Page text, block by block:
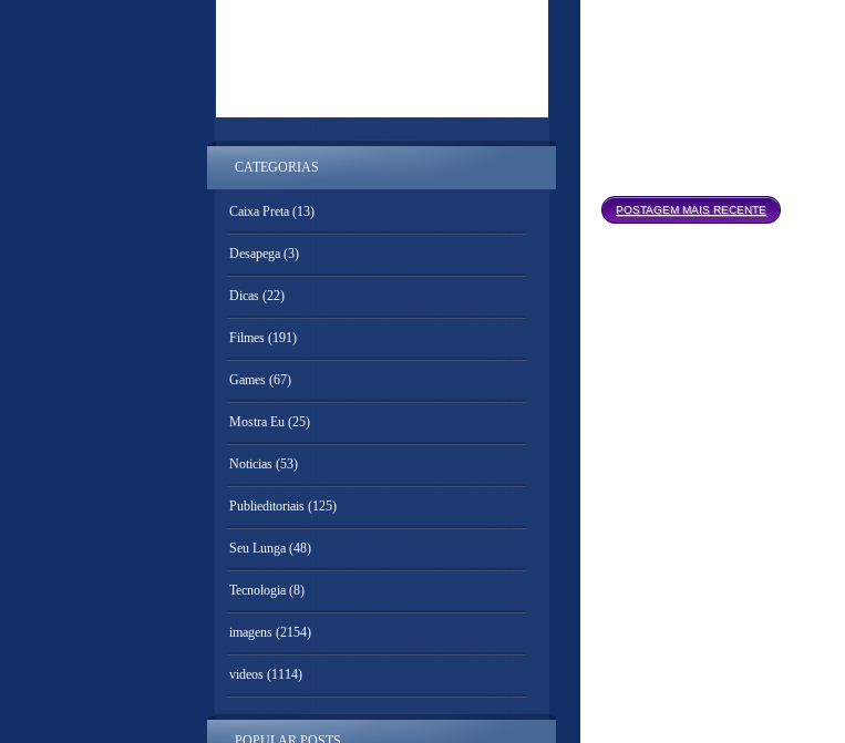
POSTAGEM MAIS RECENTE
CATEGORIAS
Caixa Preta (13)
Desapega (3)
Dicas (22)
Filmes (191)
Games (67)
Mostra Eu (25)
Noticias (53)
Publieditoriais (125)
Seu Lunga (48)
Tecnologia (8)
imagens (2154)
videos (1114)